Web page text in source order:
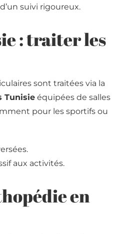
suivi rigoureux.
: traiter les
sont traitées via la
Tunisie équipées de salles
pour les sportifs ou
aux activités.
en